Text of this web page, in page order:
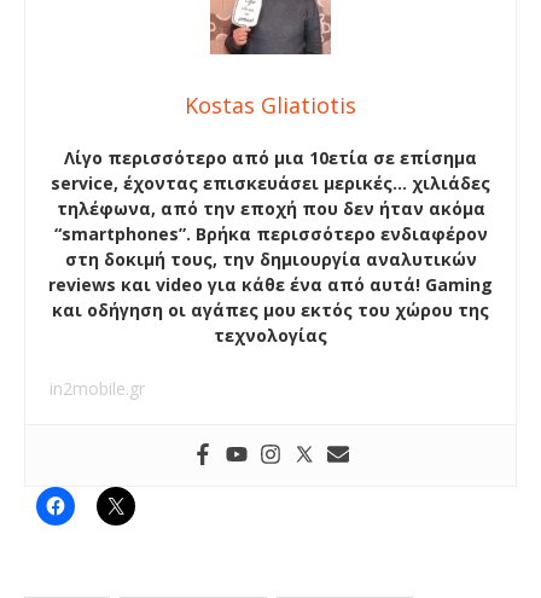
Kostas Gliatiotis
Λίγο περισσότερο από μια 10ετία σε επίσημα
service, έχοντας επισκευάσει μερικές… χιλιάδες
τηλέφωνα, από την εποχή που δεν ήταν ακόμα
“smartphones”. Βρήκα περισσότερο ενδιαφέρον
στη δοκιμή τους, την δημιουργία αναλυτικών
reviews και video για κάθε ένα από αυτά! Gaming
και οδήγηση οι αγάπες μου εκτός του χώρου της
τεχνολογίας
in2mobile.gr